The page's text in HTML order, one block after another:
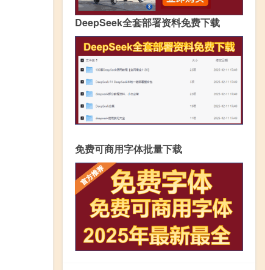
DeepSeek全套部署资料免费下载
免费可商用字体批量下载